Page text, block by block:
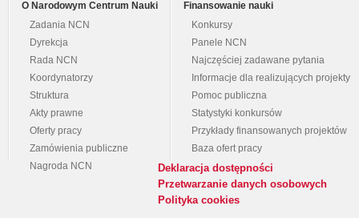
O Narodowym Centrum Nauki
Zadania NCN
Dyrekcja
Rada NCN
Koordynatorzy
Struktura
Akty prawne
Oferty pracy
Zamówienia publiczne
Nagroda NCN
Finansowanie nauki
Konkursy
Panele NCN
Najczęściej zadawane pytania
Informacje dla realizujących projekty
Pomoc publiczna
Statystyki konkursów
Przykłady finansowanych projektów
Baza ofert pracy
Deklaracja dostępności
Przetwarzanie danych osobowych
Polityka cookies